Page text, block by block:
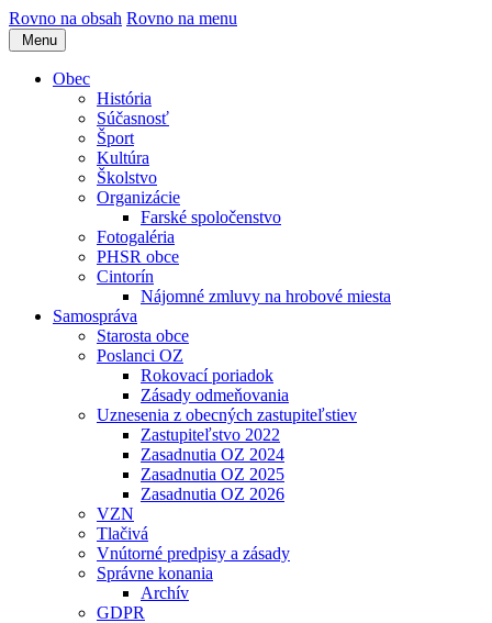
Rovno na obsah Rovno na menu
Menu
Obec
História
Súčasnosť
Šport
Kultúra
Školstvo
Organizácie
Farské spoločenstvo
Fotogaléria
PHSR obce
Cintorín
Nájomné zmluvy na hrobové miesta
Samospráva
Starosta obce
Poslanci OZ
Rokovací poriadok
Zásady odmeňovania
Uznesenia z obecných zastupiteľstiev
Zastupiteľstvo 2022
Zasadnutia OZ 2024
Zasadnutia OZ 2025
Zasadnutia OZ 2026
VZN
Tlačivá
Vnútorné predpisy a zásady
Správne konania
Archív
GDPR